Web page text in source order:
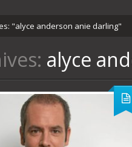
"alyce anderson anie darling"
alyce